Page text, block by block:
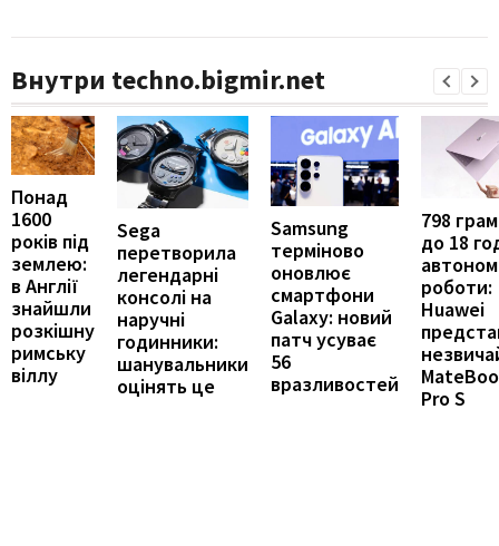
Внутри techno.bigmir.net
Понад
1600
років під
землею:
в Англії
знайшли
розкішну
римську
віллу
Sega
перетворила
легендарні
консолі на
наручні
годинники:
шанувальники
оцінять це
Samsung
терміново
оновлює
смартфони
Galaxy: новий
патч усуває
56
вразливостей
798
до 18
роботи:
Huawei
Pro S